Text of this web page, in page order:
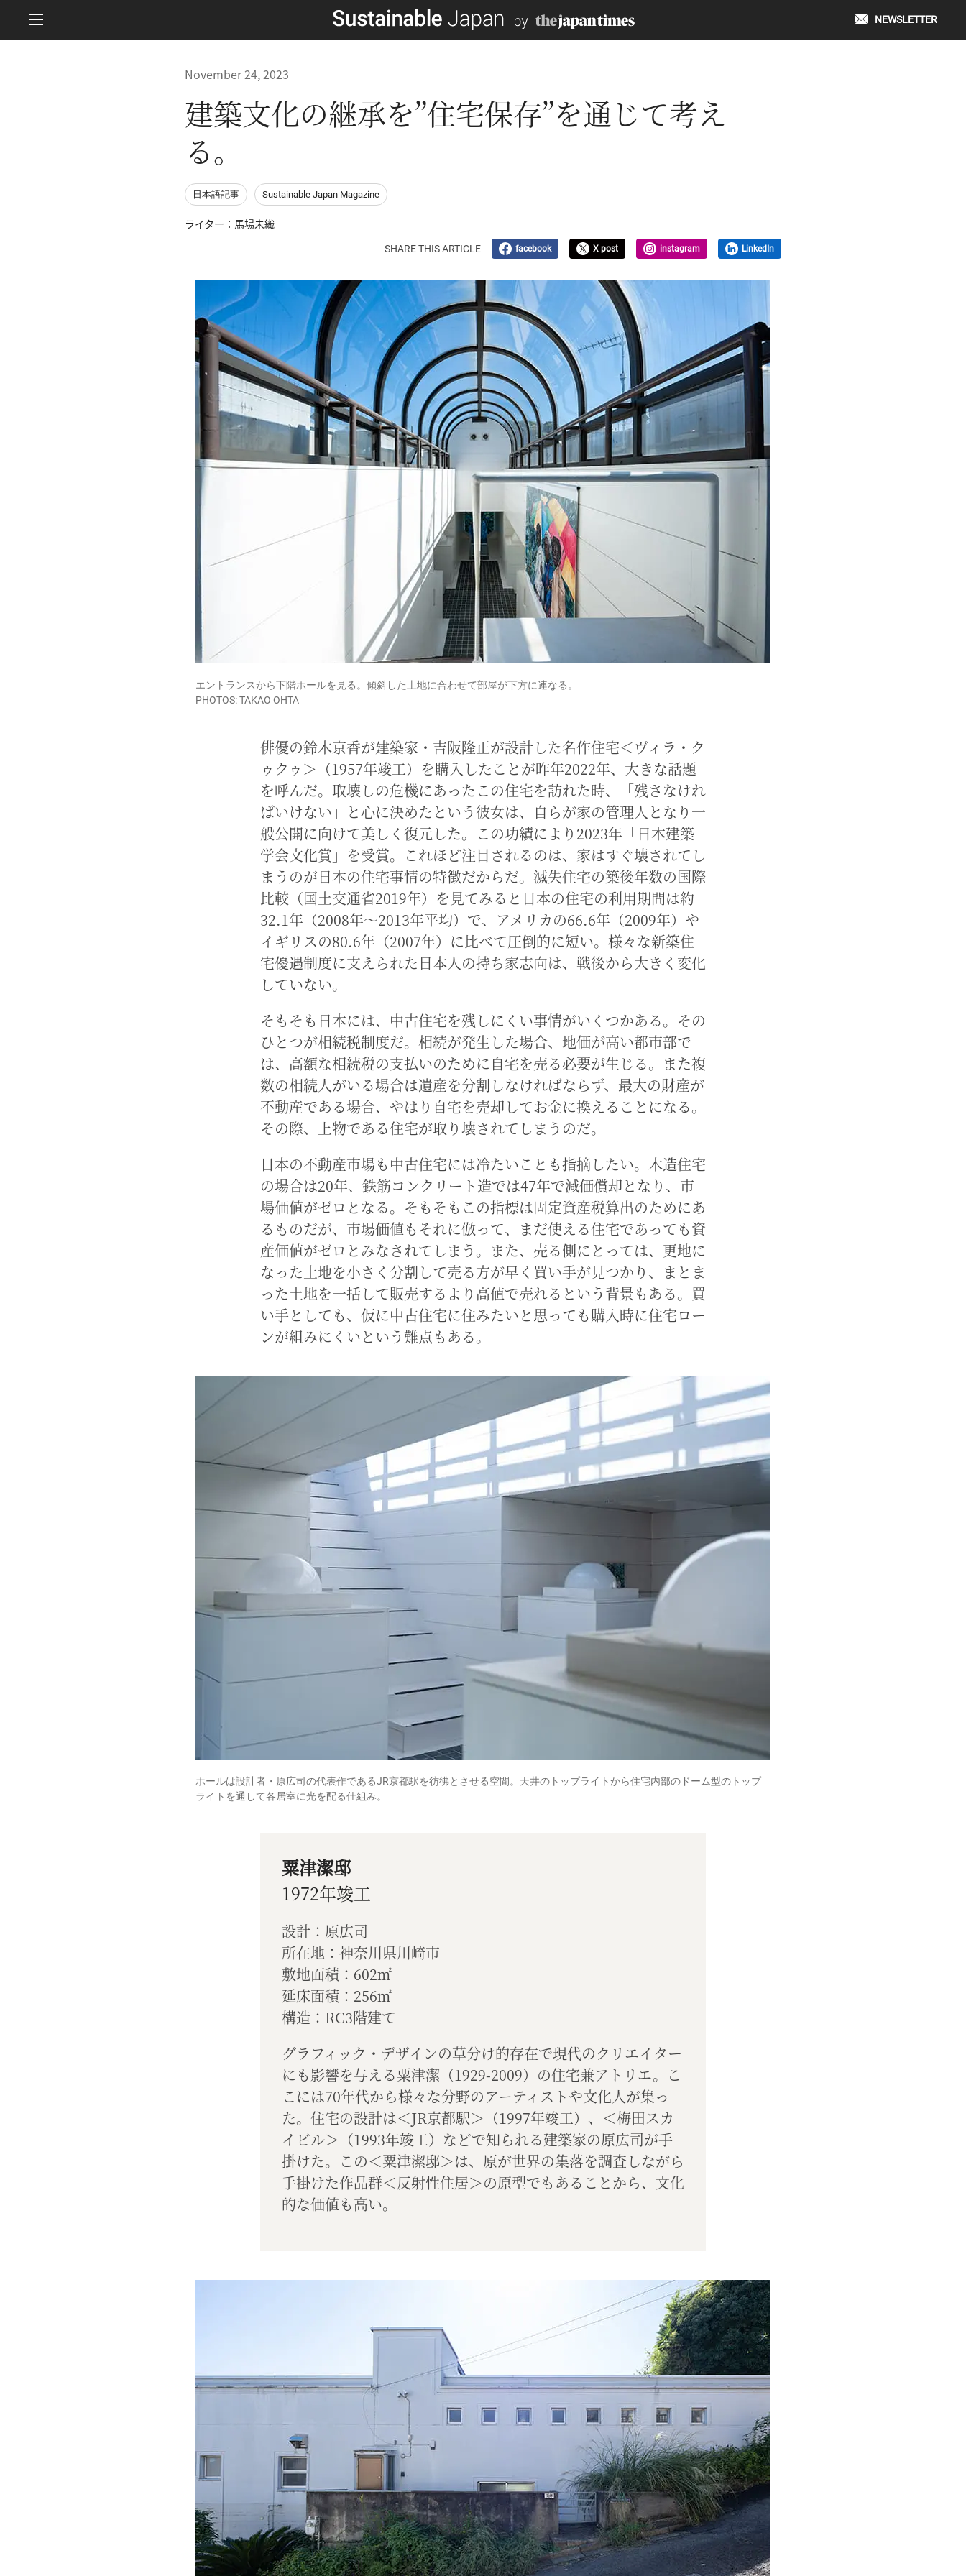
NEWSLETTER
November 24, 2023
建築文化の継承を”住宅保存”を通じて考え
る。
日本語記事 Sustainable Japan Magazine
ライター：馬場未織
SHARE THIS ARTICLE facebook X post instagram LinkedIn
エントランスから下階ホールを見る。傾斜した土地に合わせて部屋が下方に連なる。
PHOTOS: TAKAO OHTA
俳優の鈴木京香が建築家・吉阪隆正が設計した名作住宅＜ヴィラ・ク
ゥクゥ＞（1957年竣工）を購入したことが昨年2022年、大きな話題
を呼んだ。取壊しの危機にあったこの住宅を訪れた時、「残さなけれ
ばいけない」と心に決めたという彼女は、自らが家の管理人となり一
般公開に向けて美しく復元した。この功績により2023年「日本建築
学会文化賞」を受賞。これほど注目されるのは、家はすぐ壊されてし
まうのが日本の住宅事情の特徴だからだ。滅失住宅の築後年数の国際
比較（国土交通省2019年）を見てみると日本の住宅の利用期間は約
32.1年（2008年～2013年平均）で、アメリカの66.6年（2009年）や
イギリスの80.6年（2007年）に比べて圧倒的に短い。様々な新築住
宅優遇制度に支えられた日本人の持ち家志向は、戦後から大きく変化
していない。
そもそも日本には、中古住宅を残しにくい事情がいくつかある。その
ひとつが相続税制度だ。相続が発生した場合、地価が高い都市部で
は、高額な相続税の支払いのために自宅を売る必要が生じる。また複
数の相続人がいる場合は遺産を分割しなければならず、最大の財産が
不動産である場合、やはり自宅を売却してお金に換えることになる。
その際、上物である住宅が取り壊されてしまうのだ。
日本の不動産市場も中古住宅には冷たいことも指摘したい。木造住宅
の場合は20年、鉄筋コンクリート造では47年で減価償却となり、市
場価値がゼロとなる。そもそもこの指標は固定資産税算出のためにあ
るものだが、市場価値もそれに倣って、まだ使える住宅であっても資
産価値がゼロとみなされてしまう。また、売る側にとっては、更地に
なった土地を小さく分割して売る方が早く買い手が見つかり、まとま
った土地を一括して販売するより高値で売れるという背景もある。買
い手としても、仮に中古住宅に住みたいと思っても購入時に住宅ロー
ンが組みにくいという難点もある。
ホールは設計者・原広司の代表作であるJR京都駅を彷彿とさせる空間。天井のトップライトから住宅内部のドーム型のトップ
ライトを通して各居室に光を配る仕組み。
粟津潔邸
1972年竣工
設計：原広司
所在地：神奈川県川崎市
敷地面積：602㎡
延床面積：256㎡
構造：RC3階建て
グラフィック・デザインの草分け的存在で現代のクリエイター
にも影響を与える粟津潔（1929-2009）の住宅兼アトリエ。こ
こには70年代から様々な分野のアーティストや文化人が集っ
た。住宅の設計は＜JR京都駅＞（1997年竣工）、＜梅田スカ
イビル＞（1993年竣工）などで知られる建築家の原広司が手
掛けた。この＜粟津潔邸＞は、原が世界の集落を調査しながら
手掛けた作品群＜反射性住居＞の原型でもあることから、文化
的な価値も高い。